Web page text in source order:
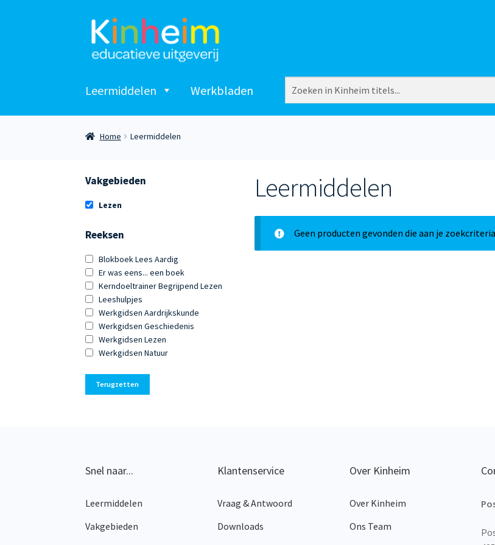
Ga
door
naar
Ga
naar
de
Leermiddelen Werkbladen
Home Leermiddelen
Leermiddelen
Geen producten gevonden die aan je
Vakgebieden
Lezen
Reeksen
Blokboek Lees Aardig
Er was eens... een boek
Kerndoeltrainer Begrijpend Lezen
Leeshulpjes
Werkgidsen Aardrijkskunde
Werkgidsen Geschiedenis
Werkgidsen Lezen
Werkgidsen Natuur
Terugzetten
Snel naar...
Leermiddelen
Vakgebieden
Klantenservice
Vraag & Antwoord
Downloads
Over Kinheim
Over Kinheim
Ons Team